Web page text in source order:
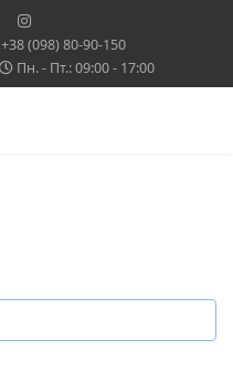
+38 (098) 80-90-150
Пн. - Пт.: 09:00 - 17:00